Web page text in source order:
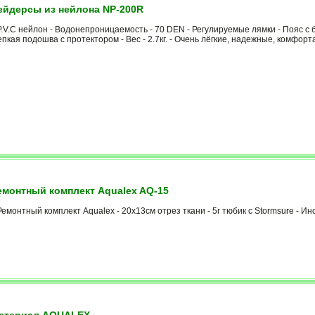
из нейлона NP-200R
нейлон - Водонепроницаемость - 70 DEN - Регулируемые лямки - Пояс с
подошва с протектором - Вес - 2.7кг. - Очень лёгкие, надежные,
комплект Aqualex AQ-15
комплект Aqualex - 20х13см отрез ткани - 5г тюбик с Stormsure -